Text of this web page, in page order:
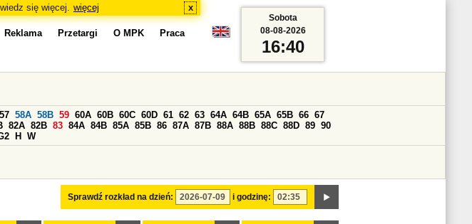
się więcej. więcej x
Reklama Przetargi O MPK Praca
Sprawdź rozkład na dzień: i godzinę:
57 58A 58B 59 60A 60B 60C 60D 61 62 63 64A 64B 65A 65B 66 67
82A 82B 83 84A 84B 85A 85B 86 87A 87B 88A 88B 88C 88D 89 90
H W
Sobota
08-08-2026
16:40